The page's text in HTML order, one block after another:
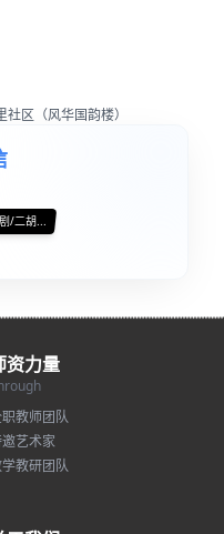
区（风华国韵楼）
/二胡...
资力量
教师团队
艺术家
教研团队